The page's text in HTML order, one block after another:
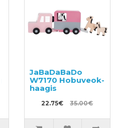
JaBaDaBaDo
W7170 Hobuveok-
haagis
22.75€ 35.00€